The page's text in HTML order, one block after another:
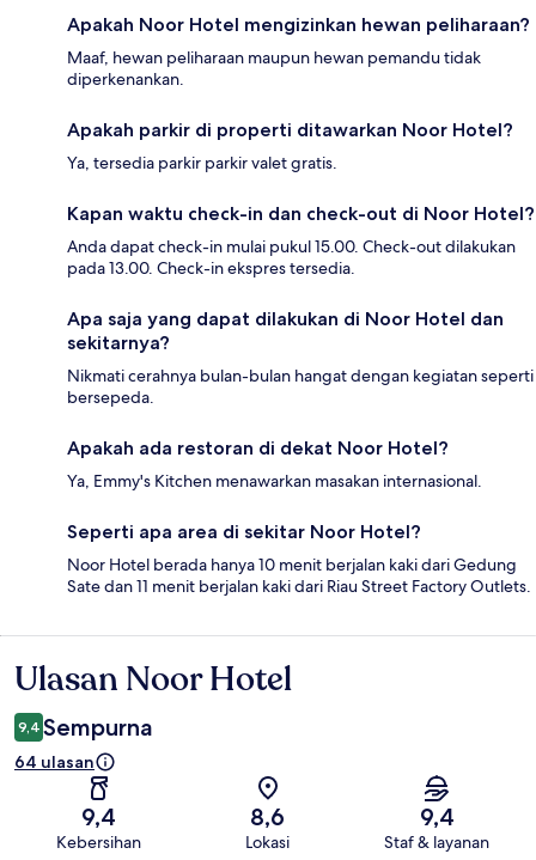
Apakah Noor Hotel mengizinkan hewan peliharaan?
Maaf, hewan peliharaan maupun hewan pemandu tidak
diperkenankan.
Apakah parkir di properti ditawarkan Noor Hotel?
Ya, tersedia parkir parkir valet gratis.
Kapan waktu check-in dan check-out di Noor Hotel?
Anda dapat check-in mulai pukul 15.00. Check-out dilakukan
pada 13.00. Check-in ekspres tersedia.
Apa saja yang dapat dilakukan di Noor Hotel dan
sekitarnya?
Nikmati cerahnya bulan-bulan hangat dengan kegiatan seperti
bersepeda.
Apakah ada restoran di dekat Noor Hotel?
Ya, Emmy's Kitchen menawarkan masakan internasional.
Seperti apa area di sekitar Noor Hotel?
Noor Hotel berada hanya 10 menit berjalan kaki dari Gedung
Sate dan 11 menit berjalan kaki dari Riau Street Factory Outlets.
Ulasan
Ulasan Noor Hotel
9,4 Sempurna
64 ulasan
9,4
Kebersihan
8,6
Lokasi
9,4
Staf & layanan